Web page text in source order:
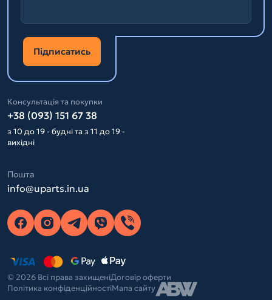
Підписатись
Консультація та покупки
+38 (093) 151 67 38
з 10 до 19 - будні та з 11 до 19 -
вихідні
Пошта
info@uparts.in.ua
© 2026 Всі права захищеніДоговір оферти
Політика конфіденційностіМапа сайту